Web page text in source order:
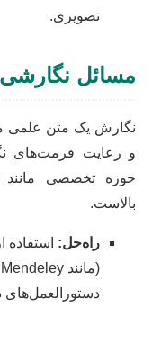
تصویری.
مسائل
نگارش یک متن علمی
و رعایت فرمت‌های
حوزه تخصصی مانند
بالاست.
راه‌حل:
دستورالعمل‌های